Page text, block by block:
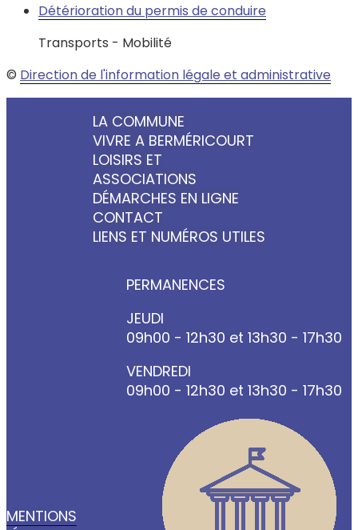
Détérioration du permis de conduire
Transports - Mobilité
© Direction de l'information légale et administrative
LA COMMUNE
VIVRE A BERMÉRICOURT
LOISIRS ET
ASSOCIATIONS
DÉMARCHES EN LIGNE
CONTACT
LIENS ET NUMÉROS UTILES
MENTIONS
PERMANENCES
JEUDI
09h00 - 12h30 et 13h30 - 17h30
VENDREDI
09h00 - 12h30 et 13h30 - 17h30